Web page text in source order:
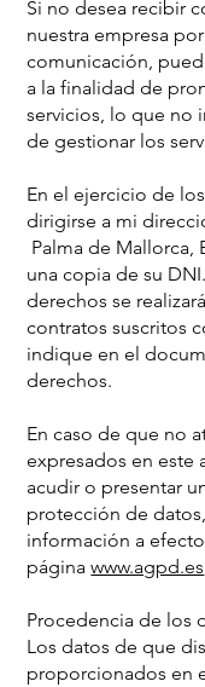
Si no desea recibir
nuestra empresa
comunicación,
a la finalidad de
servicios, lo que no
de gestionar los
En el ejercicio de
dirigirse a mi
Palma de Mallorca,
una copia de su
derechos se
contratos suscritos
indique en el
derechos.
En caso de que no
expresados en este
acudir o presentar
protección de
información a
páginawww.agpd.es
Procedencia de los
Los datos de que
proporcionados en